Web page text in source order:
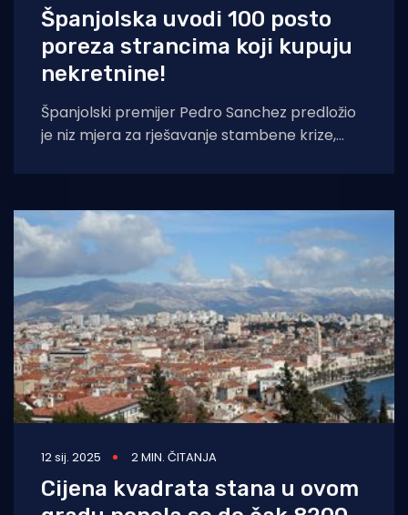
Španjolska uvodi 100 posto
poreza strancima koji kupuju
nekretnine!
Španjolski premijer Pedro Sanchez predložio
je niz mjera za rješavanje stambene krize,
12 sij. 2025 2 MIN. ČITANJA
Cijena kvadrata stana u ovom